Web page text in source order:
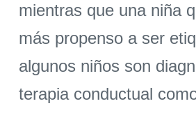
mientras que una niña
más propenso a ser
algunos niños son
terapia conductual